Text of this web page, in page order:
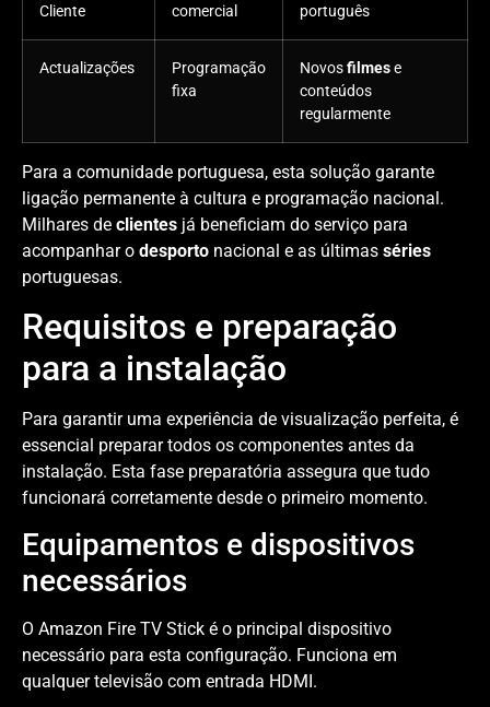
Cliente
comercial
português
Actualizações
Programação
fixa
Novosfilmese
conteúdos
regularmente
Para a comunidade portuguesa, esta solução garante
ligação permanente à cultura e programação nacional.
Milhares de clientes já beneficiam do serviço para
acompanhar o desporto nacional e as últimas séries
portuguesas.
Requisitos e preparação
para a instalação
Para garantir uma experiência de visualização perfeita, é
essencial preparar todos os componentes antes da
instalação. Esta fase preparatória assegura que tudo
funcionará corretamente desde o primeiro momento.
Equipamentos e dispositivos
necessários
O Amazon Fire TV Stick é o principal dispositivo
necessário para esta configuração. Funciona em
qualquer televisão com entrada HDMI.